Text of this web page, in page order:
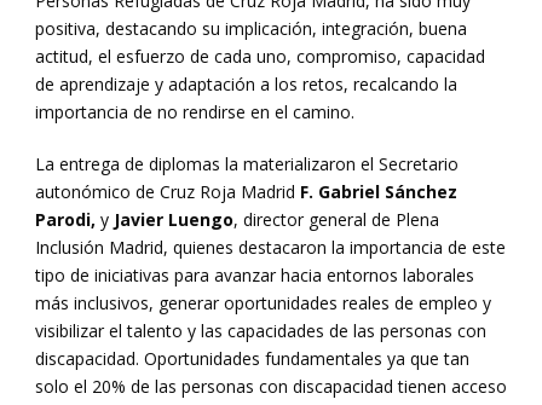
positiva, destacando su implicación, integración, buena
actitud, el esfuerzo de cada uno, compromiso, capacidad
de aprendizaje y adaptación a los retos, recalcando la
importancia de no rendirse en el camino.
La entrega de diplomas la materializaron el Secretario
autonómico de Cruz Roja Madrid F. Gabriel Sánchez
Parodi, y Javier Luengo, director general de Plena
Inclusión Madrid, quienes destacaron la importancia de este
tipo de iniciativas para avanzar hacia entornos laborales
más inclusivos, generar oportunidades reales de empleo y
visibilizar el talento y las capacidades de las personas con
discapacidad. Oportunidades fundamentales ya que tan
solo el 20% de las personas con discapacidad tienen acceso